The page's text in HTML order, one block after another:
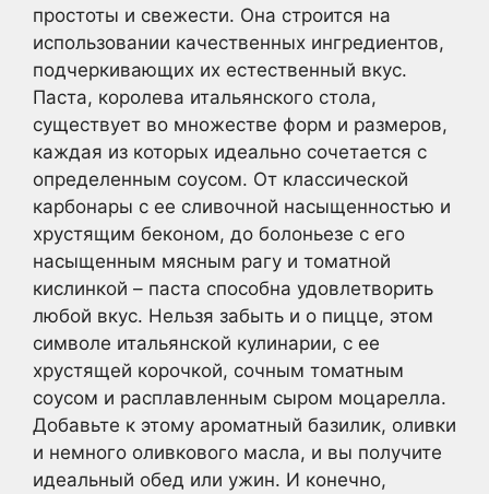
простоты и свежести. Она строится на
использовании качественных ингредиентов,
подчеркивающих их естественный вкус.
Паста, королева итальянского стола,
существует во множестве форм и размеров,
каждая из которых идеально сочетается с
определенным соусом. От классической
карбонары с ее сливочной насыщенностью и
хрустящим беконом, до болоньезе с его
насыщенным мясным рагу и томатной
кислинкой – паста способна удовлетворить
любой вкус. Нельзя забыть и о пицце, этом
символе итальянской кулинарии, с ее
хрустящей корочкой, сочным томатным
соусом и расплавленным сыром моцарелла.
Добавьте к этому ароматный базилик, оливки
и немного оливкового масла, и вы получите
идеальный обед или ужин. И конечно,